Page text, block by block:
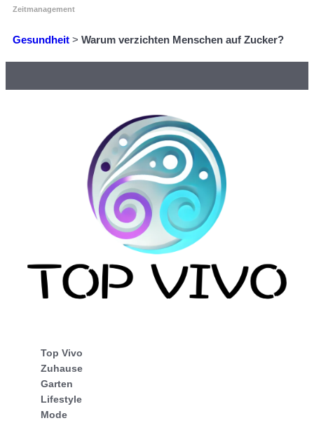
Zeitmanagement
Gesundheit > Warum verzichten Menschen auf Zucker?
Top Vivo
Zuhause
Garten
Lifestyle
Mode